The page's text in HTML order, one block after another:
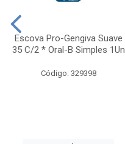
Escova Pro-Gengiva Suave
35 C/2 * Oral-B Simples 1Un
Código: 329398